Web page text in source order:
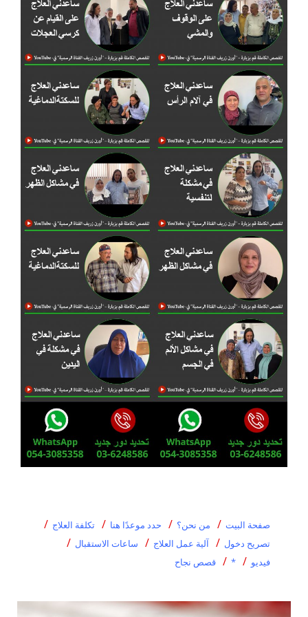
صفحة البيت من نحن؟ حدد موعدًا هنا
تكلفة العلاج
تصريح دخول
آلية عمل العلاج
ساعات الاستقبال
فيديو
* قصص نجاح